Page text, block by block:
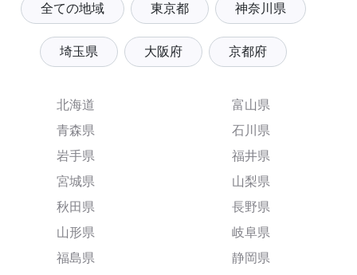
全ての地域 東京都 神奈川県
埼玉県 大阪府 京都府
北海道
青森県
岩手県
宮城県
秋田県
山形県
福島県
富山県
石川県
福井県
山梨県
長野県
岐阜県
静岡県